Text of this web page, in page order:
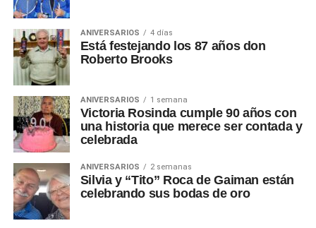
ANIVERSARIOS 4 días
Está festejando los 87 años don
Roberto Brooks
ANIVERSARIOS 1 semana
Victoria Rosinda cumple 90 años con
una historia que merece ser contada y
celebrada
ANIVERSARIOS 2 semanas
Silvia y “Tito” Roca de Gaiman están
celebrando sus bodas de oro